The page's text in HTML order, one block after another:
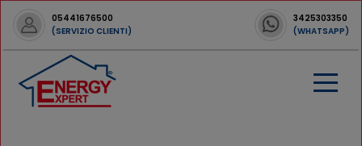
05441676500
(SERVIZIO CLIENTI)
3425303350
(WHATSAPP)